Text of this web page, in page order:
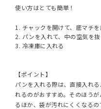
使い方はとても簡単！
チャックを開けて、底マチを
パンを入れて、中の空気を
冷凍庫に入れる
【ポイント】
パンを入れる際は、直接入れ
れるのがおすすめ。そのほう
るほか、袋が汚れにくくなるの